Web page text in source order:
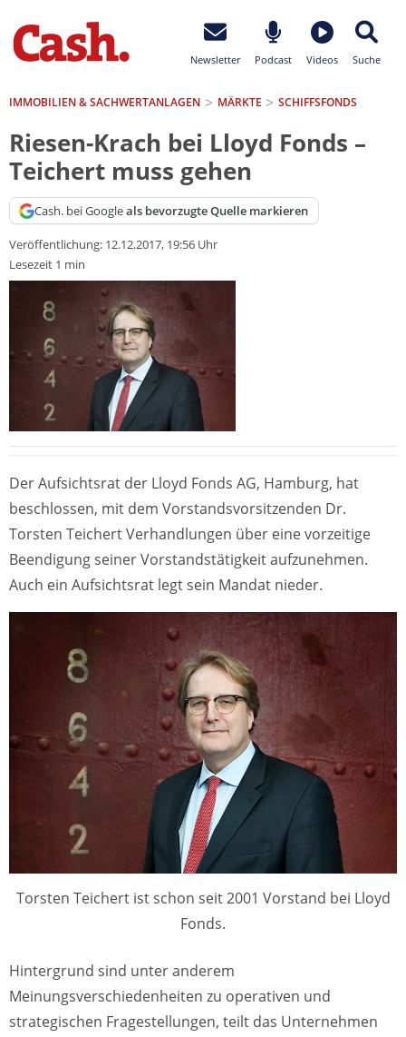
Newsletter Podcast Videos Suche
IMMOBILIEN & SACHWERTANLAGEN MÄRKTE SCHIFFSFONDS
Riesen-Krach bei Lloyd Fonds –
Teichert muss gehen
Cash. bei Googleals bevorzugte Quelle markieren
Veröffentlichung: 12.12.2017, 19:56 Uhr
Lesezeit 1 min
Der Aufsichtsrat der Lloyd Fonds AG, Hamburg, hat
beschlossen, mit dem Vorstandsvorsitzenden Dr.
Torsten Teichert Verhandlungen über eine vorzeitige
Beendigung seiner Vorstandstätigkeit aufzunehmen.
Auch ein Aufsichtsrat legt sein Mandat nieder.
Torsten Teichert ist schon seit 2001 Vorstand bei Lloyd
Fonds.
Hintergrund sind unter anderem
Meinungsverschiedenheiten zu operativen und
strategischen Fragestellungen, teilt das Unternehmen